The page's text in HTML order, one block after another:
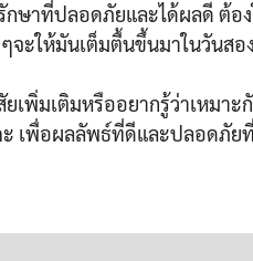
กษาที่ปลอดภัยและได้ผลดี ต้อ
จะให้มันเต็มตื้นขึ้นมาในวันสอ
ยเพิ่มเติมหรืออยากรู้ว่าเหม
ะ เพื่อผลลัพธ์ที่ดีและปลอดภัย